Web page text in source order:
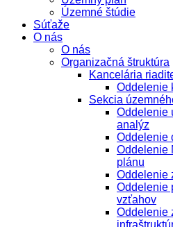
Územné štúdie
Súťaže
O nás
O nás
Organizačná štruktúra
Kancelária
Oddelenie
Sekcia
Oddelenie
analýz
Oddelenie
Oddelenie
plánu
Oddelenie
Oddelenie
vzťahov
Oddelenie